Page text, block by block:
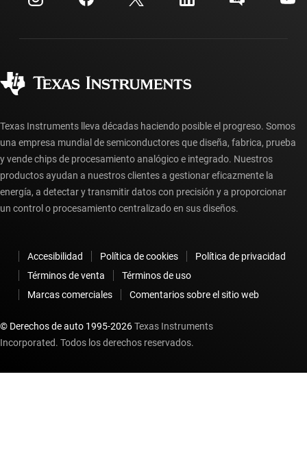
Preguntas frecuentes sobre la cuenta myTI
Preguntas frecuentes sobre pedidos
Texas Instruments lleva décadas haciendo posible el progreso. Somos
una empresa mundial de semiconductores que diseña, fabrica, prueba
y vende chips de procesamiento analógico e integrado. Nuestros
productos ayudan a nuestros clientes a gestionar eficazmente la
energía, a detectar y transmitir datos con precisión y a proporcionar
un control o procesamiento centralizado en sus diseños.
Accesibilidad Política de cookies
Política de privacidad
Términos de venta
Términos de uso
Marcas comerciales
Comentarios sobre el sitio web
© Derechos de auto 1995-2026Texas Instruments
Incorporated. Todos los derechos reservados.